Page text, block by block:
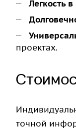
Легкость
проектах.
точной